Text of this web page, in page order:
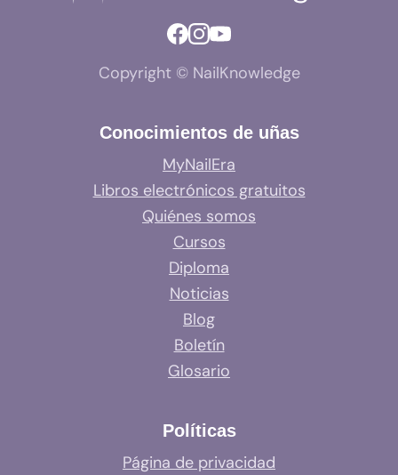
Copyright © NailKnowledge
Conocimientos de uñas
MyNailEra
Libros electrónicos gratuitos
Quiénes somos
Cursos
Diploma
Noticias
Blog
Boletín
Glosario
Políticas
Página de privacidad